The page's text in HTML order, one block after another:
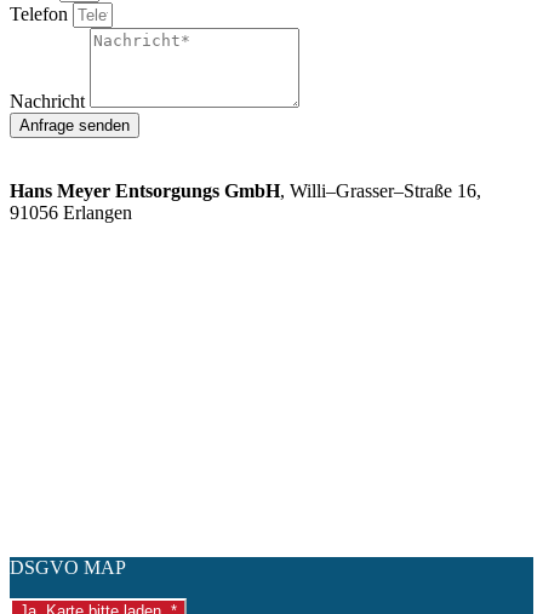
Telefon
Nachricht
Anfrage senden
So finden Sie uns:
Hans Meyer Entsorgungs GmbH, Willi–Grasser–Straße 16,
91056 Erlangen
DSGVO MAP